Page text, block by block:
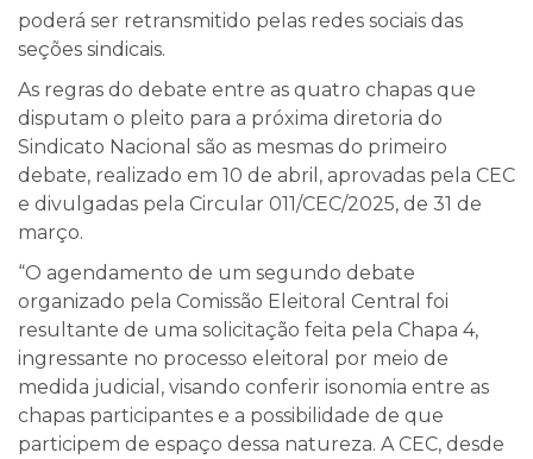
poderá ser retransmitido pelas redes sociais das
seções sindicais.
As regras do debate entre as quatro chapas que
disputam o pleito para a próxima diretoria do
Sindicato Nacional são as mesmas do primeiro
debate, realizado em 10 de abril, aprovadas pela CEC
e divulgadas pela Circular 011/CEC/2025, de 31 de
março.
“O agendamento de um segundo debate
organizado pela Comissão Eleitoral Central foi
resultante de uma solicitação feita pela Chapa 4,
ingressante no processo eleitoral por meio de
medida judicial, visando conferir isonomia entre as
chapas participantes e a possibilidade de que
participem de espaço dessa natureza. A CEC, desde